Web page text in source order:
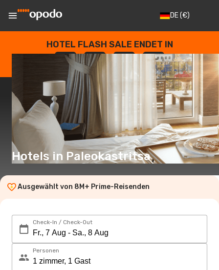
DE(€)
HOTEL FLASH SALE ENDET IN
--
TAGE
: --
STUNDEN
: --
SEKUNDEN
Hotels in Paleokastritsa
Ausgewählt von 8M+ Prime-Reisenden
Check-In / Check-Out
Personen